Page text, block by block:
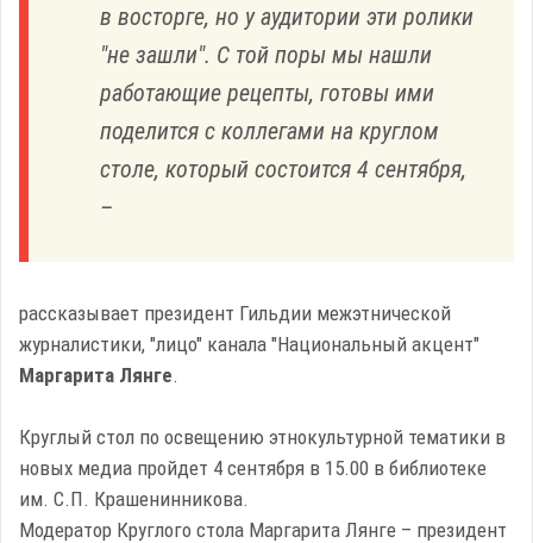
в восторге, но у аудитории эти ролики
"не зашли". С той поры мы нашли
работающие рецепты, готовы ими
поделится с коллегами на круглом
столе, который состоится 4 сентября,
–
рассказывает президент Гильдии межэтнической
журналистики, "лицо" канала "Национальный акцент"
Маргарита Лянге.
Круглый стол по освещению этнокультурной тематики в
новых медиа пройдет 4 сентября в 15.00 в библиотеке
им. С.П. Крашенинникова.
Модератор Круглого стола Маргарита Лянге – президент